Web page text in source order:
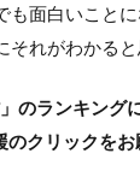
も面白いこと
それがわかる
のランキング
のクリックをお